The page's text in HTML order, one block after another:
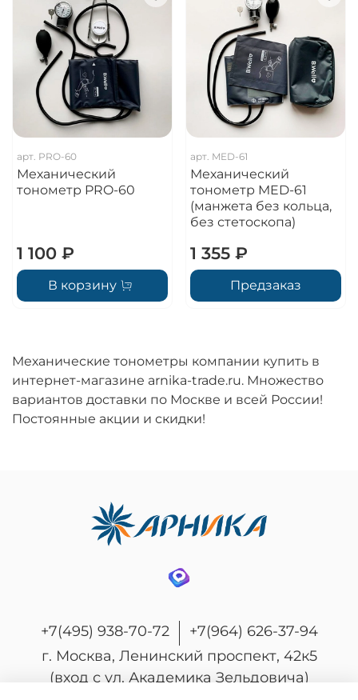
арт. PRO-60
Механический
тонометр PRO-60
1 100 ₽
В корзину
арт. MED-61
Механический
тонометр MED-61
(манжета без кольца,
без стетоскопа)
1 355 ₽
Предзаказ
Механические тонометры компании купить в
интернет-магазине arnika-trade.ru. Множество
вариантов доставки по Москве и всей России!
Постоянные акции и скидки!
+7(495) 938-70-72
+7(964) 626-37-94
г. Москва, Ленинский проспект, 42к5
(вход с ул. Академика Зельдовича)